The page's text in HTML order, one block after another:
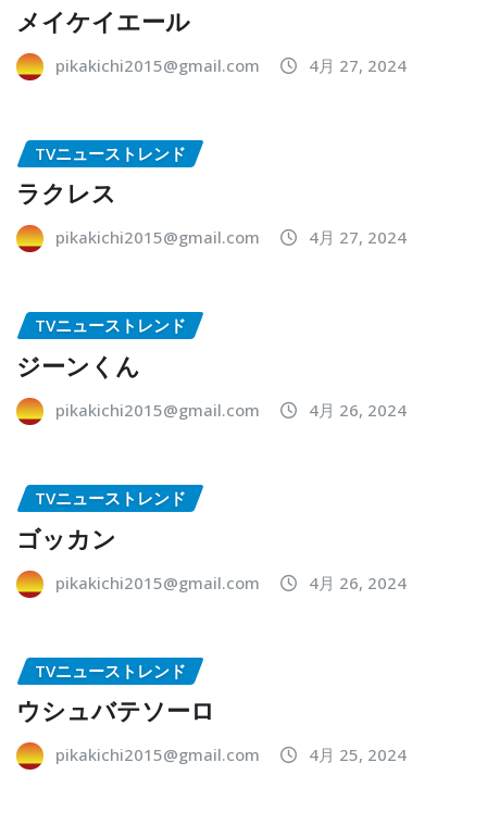
メイケイエール
pikakichi2015@gmail.com 4月 27, 2024
TVニューストレンド
ラクレス
pikakichi2015@gmail.com 4月 27, 2024
TVニューストレンド
ジーンくん
pikakichi2015@gmail.com 4月 26, 2024
TVニューストレンド
ゴッカン
pikakichi2015@gmail.com 4月 26, 2024
TVニューストレンド
ウシュバテソーロ
pikakichi2015@gmail.com 4月 25, 2024